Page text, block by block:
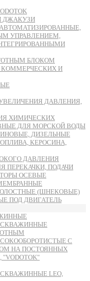
ДЖАКУЗИ
УПРАВЛЕНИЕМ,
БЛОКОМ
КОММЕРЧЕСКИХ И
ДАВЛЕНИЯ,
ХИМИЧЕСКИХ
ДЛЯ МОРСКОЙ ВОДЫ
ДИЗЕЛЬНЫЕ
КЕРОСИНА,
ДАВЛЕНИЯ
ПЕРЕКАЧКИ, ПОДАЧИ
ОСЕВЫЕ
(ШНЕКОВЫЕ)
ПОД ДВИГАТЕЛЬ
С
НА ПОСТОЯННЫХ
LEO,